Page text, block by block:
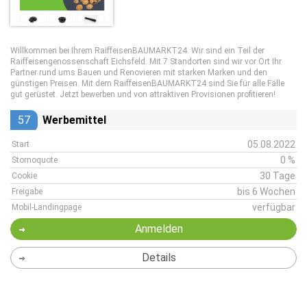
Willkommen bei Ihrem RaiffeisenBAUMARKT24. Wir sind ein Teil der
Raiffeisengenossenschaft Eichsfeld. Mit 7 Standorten sind wir vor Ort Ihr
Partner rund ums Bauen und Renovieren mit starken Marken und den
günstigen Preisen. Mit dem RaiffeisenBAUMARKT24 sind Sie für alle Fälle
gut gerüstet. Jetzt bewerben und von attraktiven Provisionen profitieren!
57 Werbemittel
Start 05.08.2022
Stornoquote 0 %
Cookie 30 Tage
Freigabe bis 6 Wochen
Mobil-Landingpage verfügbar
Anmelden
Details